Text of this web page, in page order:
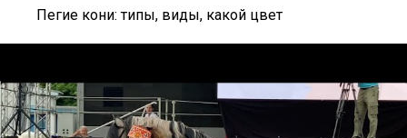
Пегие кони: типы, виды, какой цвет